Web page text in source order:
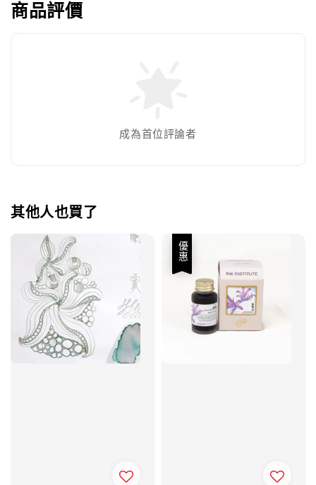
商品評價
成為首位評論者
其他人也買了
優惠